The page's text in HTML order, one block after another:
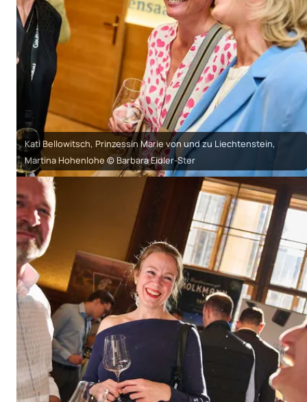
Kati Bellowitsch, Prinzessin Marie von und zu Liechtenstein,
Martina Hohenlohe © Barbara Eidler-Ster